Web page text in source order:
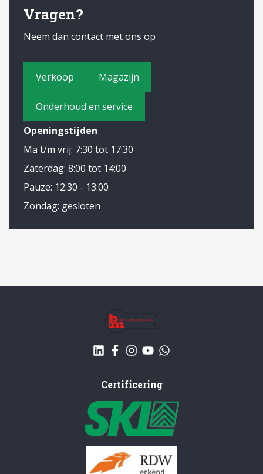
Vragen?
Neem dan contact met ons op
Verkoop Magazijn
Onderhoud en service
Openingstijden
Ma t/m vrij: 7:30 tot 17:30
Zaterdag: 8:00 tot 14:00
Pauze: 12:30 - 13:00
Zondag: gesloten
Certificering